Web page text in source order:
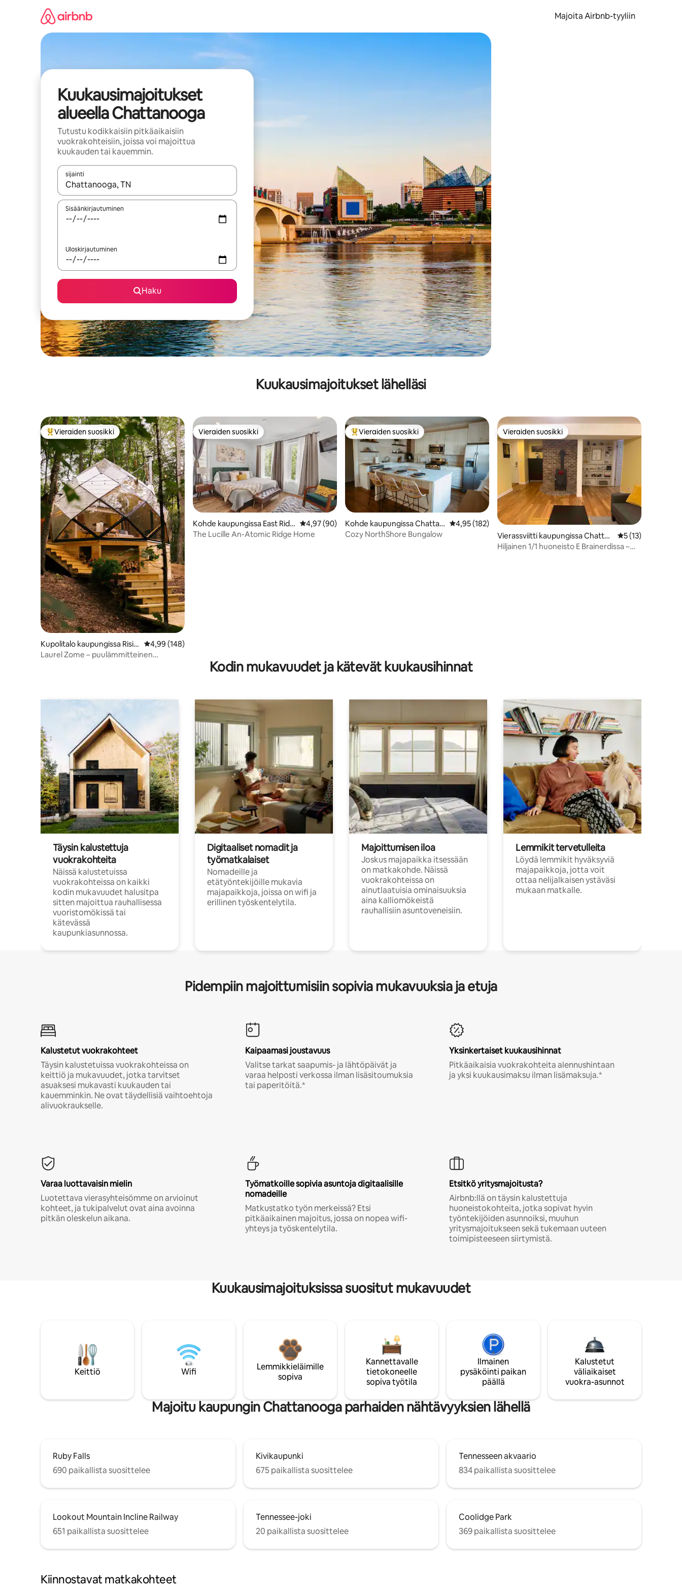
Majoita Airbnb-tyyliin
Kuukausimajoitukset
alueella Chattanooga
Tutustu kodikkaisiin pitkäaikaisiin
vuokrakohteisiin, joissa voi majoittua
kuukauden tai kauemmin.
sijainti
Kun tulokset ovat saatavilla, navigoi ylös- ja alas-nuolinäppäimillä tai tutustu koskettamalla tai pyyhkäisemällä.
Sisäänkirjautuminen
Uloskirjautuminen
Haku
Kuukausimajoitukset lähelläsi
Vieraiden suosikkien parhaimmistoa
Vieraiden suosikki
Kupolitalo kaupungissa Risin
g Fawn
Keskimääräinen arvio 4,99/5, 148 arvostelua
4,99 (148)
Laurel Zome – puulämmitteinen
Vieraiden suosikki
Vieraiden suosikki
Kohde kaupungissa East Ridg
e
Keskimääräinen arvio 4,97/5, 90 arvostelua
4,97 (90)
The Lucille An-Atomic Ridge Home
Vieraiden suosikkien parhaimmistoa
Vieraiden suosikki
Kohde kaupungissa Chattan
ooga
Keskimääräinen arvio 4,95/5, 182 arvostelua
4,95 (182)
Cozy NorthShore Bungalow
Vieraiden suosikki
Vieraiden suosikki
Vierassviitti kaupungissa Chattan
ooga
Keskimääräinen
5 (13)
Hiljainen 1/1 huoneisto E Brainerdissa –
Kodin mukavuudet ja kätevät kuukausihinnat
Täysin kalustettuja
vuokrakohteita
Näissä kalustetuissa
vuokrakohteissa on kaikki
kodin mukavuudet halusitpa
sitten majoittua rauhallisessa
vuoristomökissä tai
kätevässä
kaupunkiasunnossa.
Digitaaliset nomadit ja
työmatkalaiset
Nomadeille ja
etätyöntekijöille mukavia
majapaikkoja, joissa on wifi ja
erillinen työskentelytila.
Majoittumisen iloa
Joskus majapaikka itsessään
on matkakohde. Näissä
vuokrakohteissa on
ainutlaatuisia ominaisuuksia
aina kalliomökeistä
rauhallisiin asuntoveneisiin.
Lemmikit tervetulleita
Löydä lemmikit hyväksyviä
majapaikkoja, jotta voit
ottaa nelijalkaisen ystäväsi
mukaan matkalle.
Pidempiin majoittumisiin sopivia mukavuuksia ja etuja
Kalustetut vuokrakohteet
Täysin kalustetuissa vuokrakohteissa on
keittiö ja mukavuudet, jotka tarvitset
asuaksesi mukavasti kuukauden tai
kauemminkin. Ne ovat täydellisiä vaihtoehtoja
alivuokraukselle.
Kaipaamasi joustavuus
Valitse tarkat saapumis- ja lähtöpäivät ja
varaa helposti verkossa ilman lisäsitoumuksia
tai paperitöitä.*
Yksinkertaiset kuukausihinnat
Pitkäaikaisia vuokrakohteita alennushintaan
ja yksi kuukausimaksu ilman lisämaksuja.*
Varaa luottavaisin mielin
Luotettava vierasyhteisömme on arvioinut
kohteet, ja tukipalvelut ovat aina avoinna
pitkän oleskelun aikana.
Työmatkoille sopivia asuntoja digitaalisille
nomadeille
Matkustatko työn merkeissä? Etsi
pitkäaikainen majoitus, jossa on nopea wifi-
yhteys ja työskentelytila.
Etsitkö yritysmajoitusta?
Airbnb:llä on täysin kalustettuja
huoneistokohteita, jotka sopivat hyvin
työntekijöiden asunnoiksi, muuhun
yritysmajoitukseen sekä tukemaan uuteen
toimipisteeseen siirtymistä.
Kuukausimajoituksissa suositut mukavuudet
Keittiö Wifi
Lemmikkieläimille
sopiva
Kannettavalle
tietokoneelle
sopiva työtila
Ilmainen
pysäköinti paikan
päällä
Kalustetut
väliaikaiset
vuokra-asunnot
Majoitu kaupungin Chattanooga parhaiden nähtävyyksien lähellä
Ruby Falls
690 paikallista suosittelee
Kivikaupunki
675 paikallista suosittelee
Tennesseen akvaario
834 paikallista suosittelee
Lookout Mountain Incline Railway
651 paikallista suosittelee
Tennessee-joki
20 paikallista suosittelee
Coolidge Park
369 paikallista suosittelee
Kiinnostavat matkakohteet